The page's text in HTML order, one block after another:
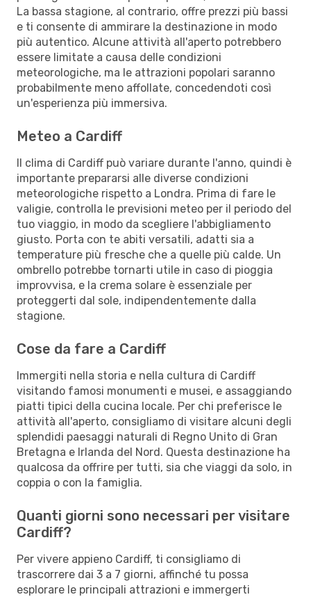
La bassa stagione, al contrario, offre prezzi più bassi
e ti consente di ammirare la destinazione in modo
più autentico. Alcune attività all'aperto potrebbero
essere limitate a causa delle condizioni
meteorologiche, ma le attrazioni popolari saranno
probabilmente meno affollate, concedendoti così
un'esperienza più immersiva.
Meteo a Cardiff
Il clima di Cardiff può variare durante l'anno, quindi è
importante prepararsi alle diverse condizioni
meteorologiche rispetto a Londra. Prima di fare le
valigie, controlla le previsioni meteo per il periodo del
tuo viaggio, in modo da scegliere l'abbigliamento
giusto. Porta con te abiti versatili, adatti sia a
temperature più fresche che a quelle più calde. Un
ombrello potrebbe tornarti utile in caso di pioggia
improvvisa, e la crema solare è essenziale per
proteggerti dal sole, indipendentemente dalla
stagione.
Cose da fare a Cardiff
Immergiti nella storia e nella cultura di Cardiff
visitando famosi monumenti e musei, e assaggiando
piatti tipici della cucina locale. Per chi preferisce le
attività all'aperto, consigliamo di visitare alcuni degli
splendidi paesaggi naturali di Regno Unito di Gran
Bretagna e Irlanda del Nord. Questa destinazione ha
qualcosa da offrire per tutti, sia che viaggi da solo, in
coppia o con la famiglia.
Quanti giorni sono necessari per visitare
Cardiff?
Per vivere appieno Cardiff, ti consigliamo di
trascorrere dai 3 a 7 giorni, affinché tu possa
esplorare le principali attrazioni e immergerti